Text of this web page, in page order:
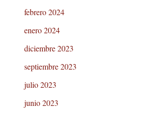
febrero 2024
enero 2024
diciembre 2023
septiembre 2023
julio 2023
junio 2023